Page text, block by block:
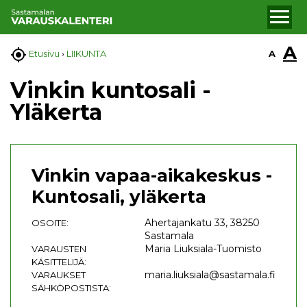
 Etusivu › LIIKUNTA A A
Vinkin kuntosali -
Yläkerta
Vinkin vapaa-aikakeskus -
Kuntosali, yläkerta
OSOITE:
Ahertajankatu 33, 38250
Sastamala
VARAUSTEN
KÄSITTELIJÄ:
Maria Liuksiala-Tuomisto
VARAUKSET
SÄHKÖPOSTISTA:
maria.liuksiala@sastamala.fi